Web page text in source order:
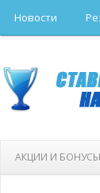
Новости
АКЦИИ И БОНУСЫ